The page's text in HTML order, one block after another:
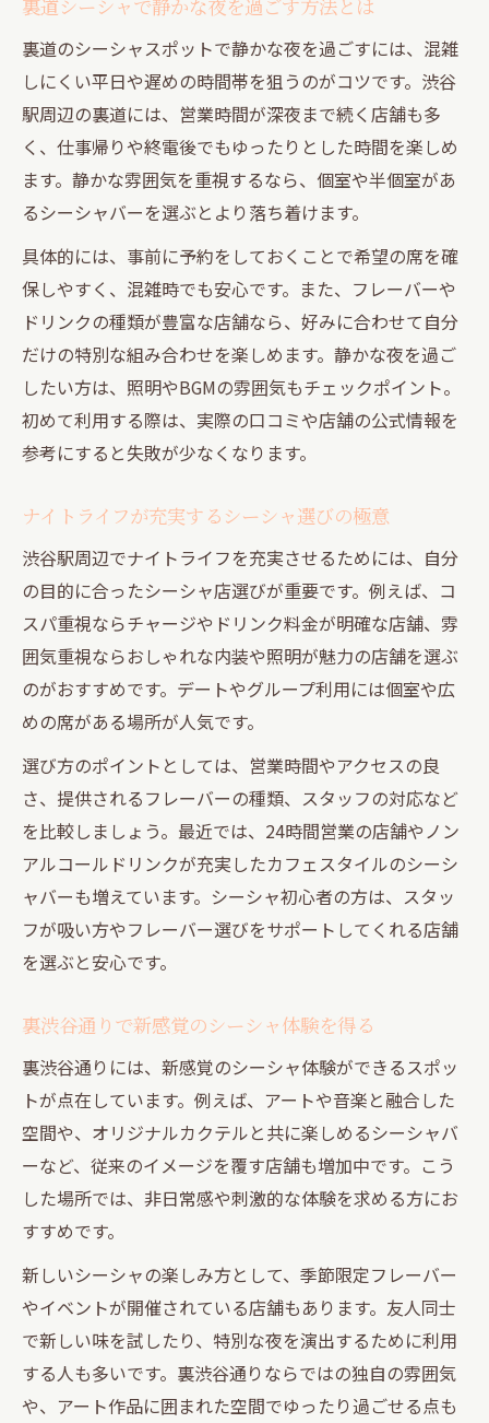
裏道シーシャで静かな夜を過ごす方法とは
裏道のシーシャスポットで静かな夜を過ごすには、混雑
しにくい平日や遅めの時間帯を狙うのがコツです。渋谷
駅周辺の裏道には、営業時間が深夜まで続く店舗も多
く、仕事帰りや終電後でもゆったりとした時間を楽しめ
ます。静かな雰囲気を重視するなら、個室や半個室があ
るシーシャバーを選ぶとより落ち着けます。
具体的には、事前に予約をしておくことで希望の席を確
保しやすく、混雑時でも安心です。また、フレーバーや
ドリンクの種類が豊富な店舗なら、好みに合わせて自分
だけの特別な組み合わせを楽しめます。静かな夜を過ご
したい方は、照明やBGMの雰囲気もチェックポイント。
初めて利用する際は、実際の口コミや店舗の公式情報を
参考にすると失敗が少なくなります。
ナイトライフが充実するシーシャ選びの極意
渋谷駅周辺でナイトライフを充実させるためには、自分
の目的に合ったシーシャ店選びが重要です。例えば、コ
スパ重視ならチャージやドリンク料金が明確な店舗、雰
囲気重視ならおしゃれな内装や照明が魅力の店舗を選ぶ
のがおすすめです。デートやグループ利用には個室や広
めの席がある場所が人気です。
選び方のポイントとしては、営業時間やアクセスの良
さ、提供されるフレーバーの種類、スタッフの対応など
を比較しましょう。最近では、24時間営業の店舗やノン
アルコールドリンクが充実したカフェスタイルのシーシ
ャバーも増えています。シーシャ初心者の方は、スタッ
フが吸い方やフレーバー選びをサポートしてくれる店舗
を選ぶと安心です。
裏渋谷通りで新感覚のシーシャ体験を得る
裏渋谷通りには、新感覚のシーシャ体験ができるスポッ
トが点在しています。例えば、アートや音楽と融合した
空間や、オリジナルカクテルと共に楽しめるシーシャバ
ーなど、従来のイメージを覆す店舗も増加中です。こう
した場所では、非日常感や刺激的な体験を求める方にお
すすめです。
新しいシーシャの楽しみ方として、季節限定フレーバー
やイベントが開催されている店舗もあります。友人同士
で新しい味を試したり、特別な夜を演出するために利用
する人も多いです。裏渋谷通りならではの独自の雰囲気
や、アート作品に囲まれた空間でゆったり過ごせる点も